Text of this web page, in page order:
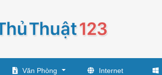
Văn Phòng Internet